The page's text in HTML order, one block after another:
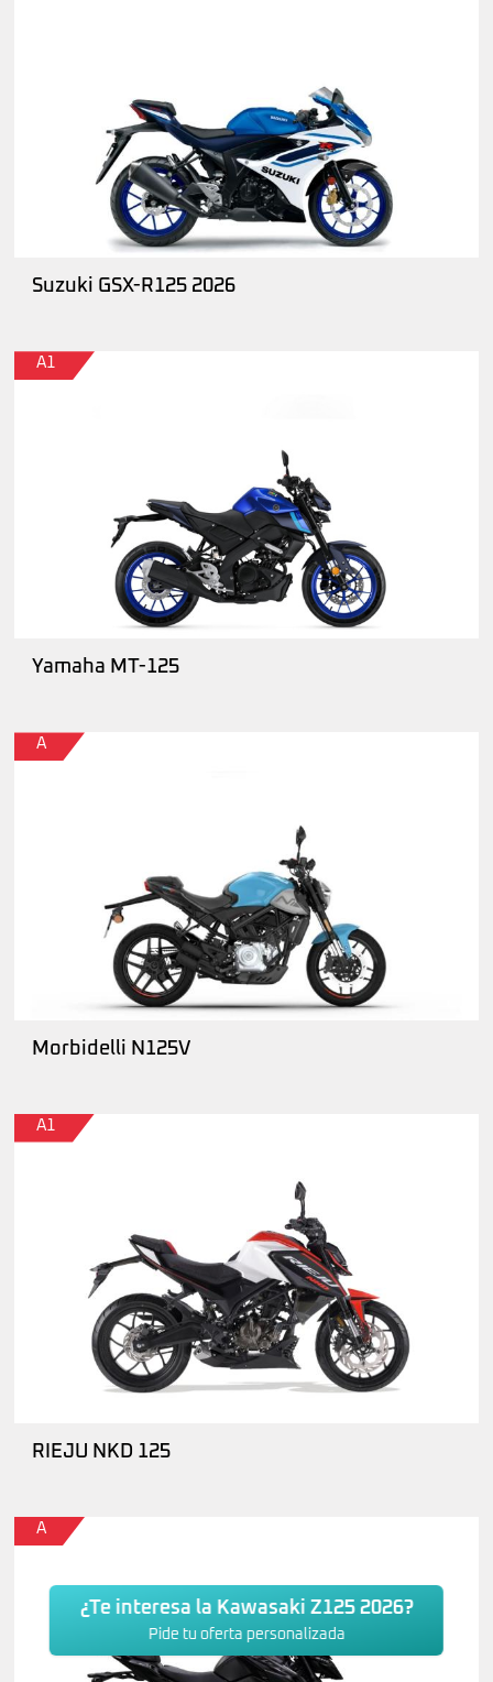
Suzuki GSX-R125 2026
A1
Yamaha MT-125
A
Morbidelli N125V
A1
RIEJU NKD 125
A
¿Te interesa la Kawasaki Z125 2026?
Pide tu oferta personalizada